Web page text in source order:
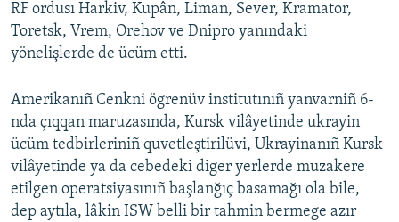
RF ordusı Harkiv, Kupân, Liman, Sever, Kramator,
Toretsk, Vrem, Orehov ve Dnipro yanındaki
yönelişlerde de ücüm etti.
Amerikanıñ Cenkni ögrenüv institutınıñ yanvarniñ 6-
nda çıqqan maruzasında, Kursk vilâyetinde ukrayin
ücüm tedbirleriniñ quvetleştirilüvi, Ukrayinanıñ Kursk
vilâyetinde ya da cebedeki diger yerlerde muzakere
etilgen operatsiyasınıñ başlanğıç basamağı ola bile,
dep aytıla, lâkin ISW belli bir tahmin bermege azır